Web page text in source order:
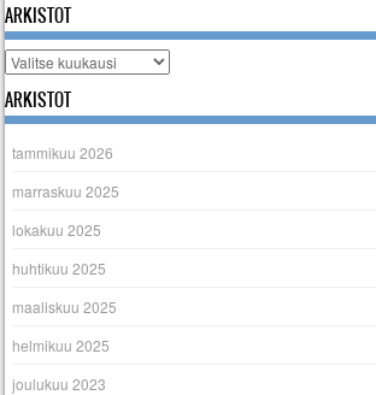
ARKISTOT
Arkistot
ARKISTOT
tammikuu 2026
marraskuu 2025
lokakuu 2025
huhtikuu 2025
maaliskuu 2025
helmikuu 2025
joulukuu 2023